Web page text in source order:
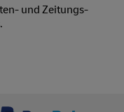
und Zeitungs-